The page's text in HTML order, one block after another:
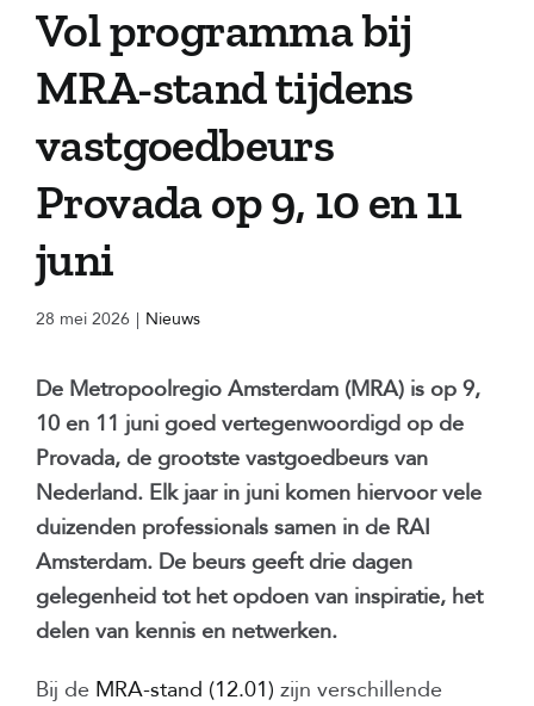
Vol programma bij
MRA-stand tijdens
vastgoedbeurs
Provada op 9, 10 en 11
juni
28 mei 2026 | Nieuws
De Metropoolregio Amsterdam (MRA) is op 9,
10 en 11 juni goed vertegenwoordigd op de
Provada, de grootste vastgoedbeurs van
Nederland. Elk jaar in juni komen hiervoor vele
duizenden professionals samen in de RAI
Amsterdam. De beurs geeft drie dagen
gelegenheid tot het opdoen van inspiratie, het
delen van kennis en netwerken.
Bij de MRA-stand (12.01) zijn verschillende